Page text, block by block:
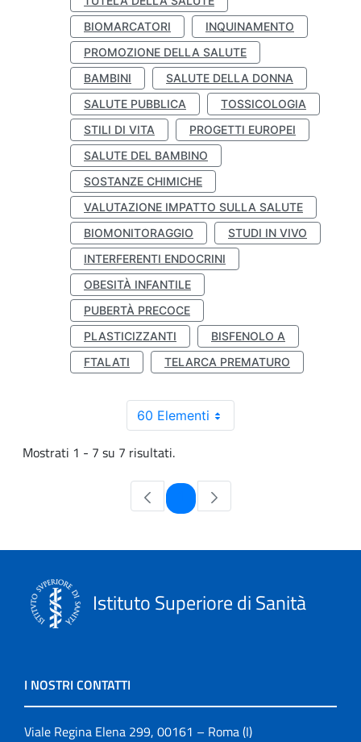
BIOMARCATORI
INQUINAMENTO
PROMOZIONE DELLA SALUTE
BAMBINI
SALUTE DELLA DONNA
SALUTE PUBBLICA
TOSSICOLOGIA
STILI DI VITA
PROGETTI EUROPEI
SALUTE DEL BAMBINO
SOSTANZE CHIMICHE
VALUTAZIONE IMPATTO SULLA SALUTE
BIOMONITORAGGIO
STUDI IN VIVO
INTERFERENTI ENDOCRINI
OBESITÀ INFANTILE
PUBERTÀ PRECOCE
PLASTICIZZANTI
BISFENOLO A
FTALATI
TELARCA PREMATURO
60 Elementi
Mostrati 1 - 7 su 7 risultati.
Pagina
Istituto Superiore di Sanità
I NOSTRI CONTATTI
Viale Regina Elena 299, 00161 – Roma (I)